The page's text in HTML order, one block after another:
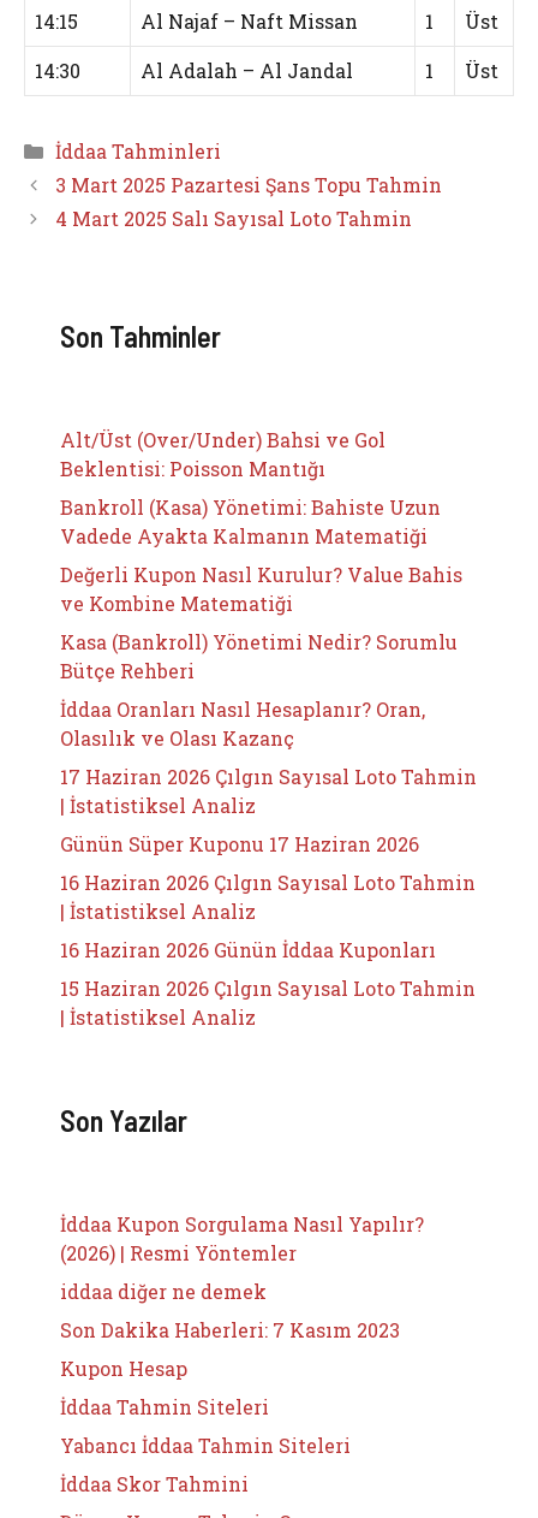
14:15
Al Najaf – Naft Missan 1
Üst
14:30
Al Adalah – Al Jandal 1 Üst
Kategoriler
İddaa Tahminleri
3 Mart 2025 Pazartesi Şans Topu Tahmin
4 Mart 2025 Salı Sayısal Loto Tahmin
Son Tahminler
Alt/Üst (Over/Under) Bahsi ve Gol
Beklentisi: Poisson Mantığı
Bankroll (Kasa) Yönetimi: Bahiste Uzun
Vadede Ayakta Kalmanın Matematiği
Değerli Kupon Nasıl Kurulur? Value Bahis
ve Kombine Matematiği
Kasa (Bankroll) Yönetimi Nedir? Sorumlu
Bütçe Rehberi
İddaa Oranları Nasıl Hesaplanır? Oran,
Olasılık ve Olası Kazanç
17 Haziran 2026 Çılgın Sayısal Loto Tahmin
| İstatistiksel Analiz
Günün Süper Kuponu 17 Haziran 2026
16 Haziran 2026 Çılgın Sayısal Loto Tahmin
| İstatistiksel Analiz
16 Haziran 2026 Günün İddaa Kuponları
15 Haziran 2026 Çılgın Sayısal Loto Tahmin
| İstatistiksel Analiz
Son Yazılar
İddaa Kupon Sorgulama Nasıl Yapılır?
(2026) | Resmi Yöntemler
iddaa diğer ne demek
Son Dakika Haberleri: 7 Kasım 2023
Kupon Hesap
İddaa Tahmin Siteleri
Yabancı İddaa Tahmin Siteleri
İddaa Skor Tahmini